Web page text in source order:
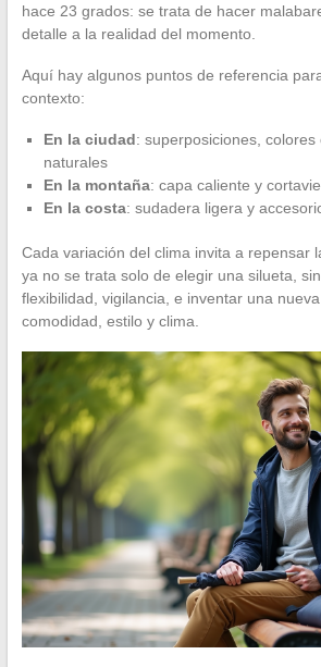
hace 23 grados: se trata de hacer
detalle a la realidad del momento.
Aquí hay algunos puntos de referencia
contexto:
En la ciudad: superposiciones,
naturales
En la montaña: capa caliente y
En la costa: sudadera ligera y
Cada variación del clima invita a repensar
ya no se trata solo de elegir una silueta,
flexibilidad, vigilancia, e inventar una
comodidad, estilo y clima.